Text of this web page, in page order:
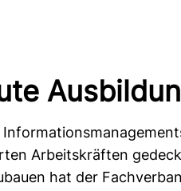
Arbeitskräften
hat der